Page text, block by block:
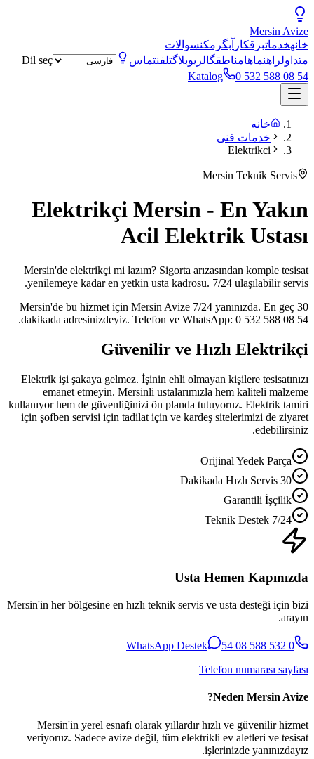
Mersin Avize
خانهخدماتبرقکار آبگرمکنسوالات
متداولراهنماهامناطقگالریوبلاگتلفنتماس
Dil seç
Katalog
0 532 588 08 54
خانه
خدمات فنی
Elektrikci
Mersin Teknik Servis
Elektrikçi Mersin - En Yakın
Acil Elektrik Ustası
Mersin'de elektrikçi mi lazım? Sigorta arızasından komple tesisat
yenilemeye kadar en yetkin usta kadrosu. 7/24 ulaşılabilir servis.
Mersin'de bu hizmet için Mersin Avize 7/24 yanınızda. En geç 30
dakikada adresinizdeyiz. Telefon ve WhatsApp: 0 532 588 08 54.
Güvenilir ve Hızlı Elektrikçi
Elektrik işi şakaya gelmez. İşinin ehli olmayan kişilere tesisatınızı
emanet etmeyin. Mersinli ustalarımızla hem kaliteli malzeme
kullanıyor hem de güvenliğinizi ön planda tutuyoruz. Elektrik tamiri
için şofben servisi için tadilat için ve kardeş sitelerimizi de ziyaret
edebilirsiniz.
Orijinal Yedek Parça
30 Dakikada Hızlı Servis
Garantili İşçilik
7/24 Teknik Destek
Usta Hemen Kapınızda
Mersin'in her bölgesine en hızlı teknik servis ve usta desteği için bizi
arayın.
0 532 588 08 54
WhatsApp Destek
Telefon numarası sayfası
Neden Mersin Avize?
Mersin'in yerel esnafı olarak yıllardır hızlı ve güvenilir hizmet
veriyoruz. Sadece avize değil, tüm elektrikli ev aletleri ve tesisat
işlerinizde yanınızdayız.